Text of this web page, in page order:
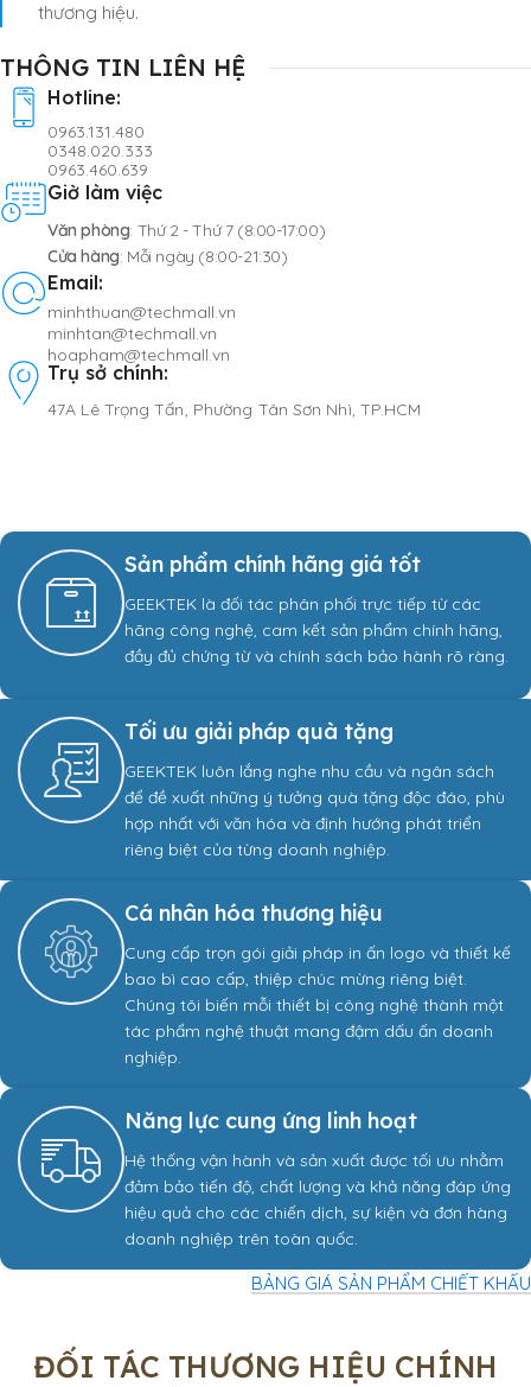
thương hiệu.
THÔNG TIN LIÊN HỆ
Hotline:
0963.131.480
0348.020.333
0963.460.639
Giờ làm việc
Văn phòng: Thứ 2 - Thứ 7 (8:00-17:00)
Cửa hàng: Mỗi ngày (8:00-21:30)
Email:
minhthuan@techmall.vn
minhtan@techmall.vn
hoapham@techmall.vn
Trụ sở chính:
47A Lê Trọng Tấn, Phường Tân Sơn Nhì, TP.HCM
Sản phẩm chính hãng giá tốt
GEEKTEK là đối tác phân phối trực tiếp từ các
hãng công nghệ, cam kết sản phẩm chính hãng,
đầy đủ chứng từ và chính sách bảo hành rõ ràng.
Tối ưu giải pháp quà tặng
GEEKTEK luôn lắng nghe nhu cầu và ngân sách
để đề xuất những ý tưởng quà tặng độc đáo, phù
hợp nhất với văn hóa và định hướng phát triển
riêng biệt của từng doanh nghiệp.
Cá nhân hóa thương hiệu
Cung cấp trọn gói giải pháp in ấn logo và thiết kế
bao bì cao cấp, thiệp chúc mừng riêng biệt.
Chúng tôi biến mỗi thiết bị công nghệ thành một
tác phẩm nghệ thuật mang đậm dấu ấn doanh
nghiệp.
Năng lực cung ứng linh hoạt
Hệ thống vận hành và sản xuất được tối ưu nhằm
đảm bảo tiến độ, chất lượng và khả năng đáp ứng
hiệu quả cho các chiến dịch, sự kiện và đơn hàng
doanh nghiệp trên toàn quốc.
BẢNG GIÁ SẢN PHẨM CHIẾT KHẤU
ĐỐI TÁC THƯƠNG HIỆU CHÍNH